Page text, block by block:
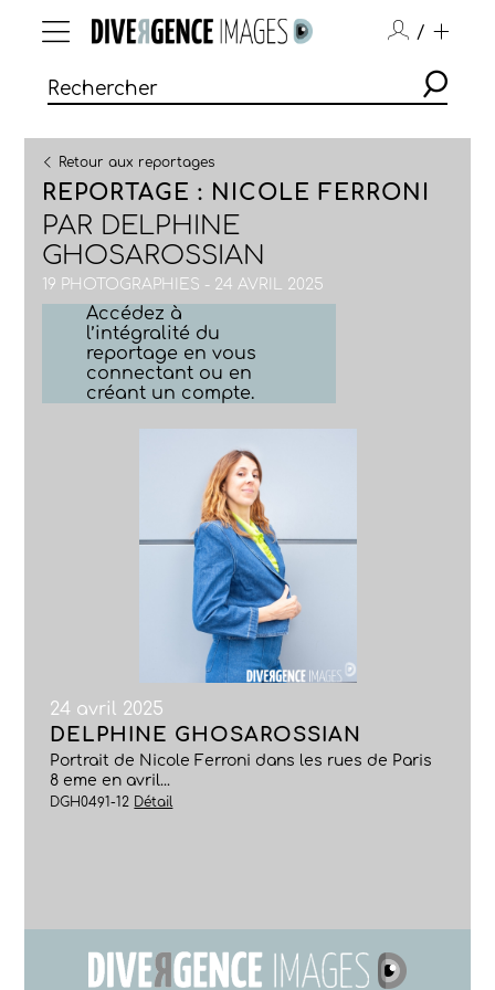
/
Retour aux reportages
REPORTAGE : NICOLE FERRONI
PAR DELPHINE
GHOSAROSSIAN
19 PHOTOGRAPHIES - 24 AVRIL 2025
Accédez à
l’intégralité du
reportage en vous
connectant ou en
créant un compte.
24 avril 2025
DELPHINE GHOSAROSSIAN
Portrait de Nicole Ferroni dans les rues de Paris
8 eme en avril...
DGH0491-12 Détail